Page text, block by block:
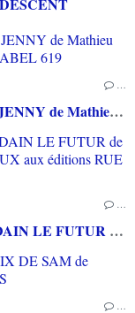
…
[REVUE BANDE DESSINEE] SILENT JENNY de Mathieu BABLET aux éditions RUE DE SEVRES/LABEL 619
…
[REVUE BANDE DESSINEE] ET SOUDAIN LE FUTUR de Mathieu BURNIAT & Dominique MERMOUX aux éditions RUE DE SEVRES
…